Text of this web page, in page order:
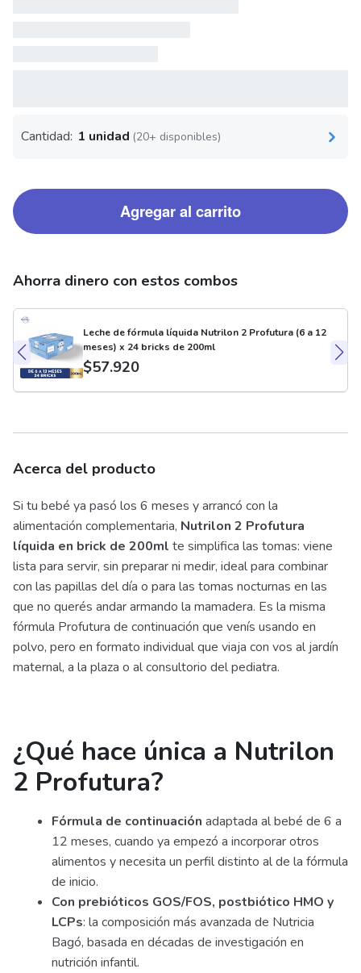
Cantidad: 1 unidad (20+ disponibles)
Agregar al carrito
Ahorra dinero con estos combos
Leche de fórmula líquida Nutrilon 2 Profutura (6 a 12
meses) x 24 bricks de 200ml
$57.920
Acerca del producto
Si tu bebé ya pasó los 6 meses y arrancó con la
alimentación complementaria, Nutrilon 2 Profutura
líquida en brick de 200ml te simplifica las tomas: viene
lista para servir, sin preparar ni medir, ideal para combinar
con las papillas del día o para las tomas nocturnas en las
que no querés andar armando la mamadera. Es la misma
fórmula Profutura de continuación que venís usando en
polvo, pero en formato individual que viaja con vos al jardín
maternal, a la plaza o al consultorio del pediatra.
¿Qué hace única a Nutrilon
2 Profutura?
Fórmula de continuación adaptada al bebé de 6 a
12 meses, cuando ya empezó a incorporar otros
alimentos y necesita un perfil distinto al de la fórmula
de inicio.
Con prebióticos GOS/FOS, postbiótico HMO y
LCPs: la composición más avanzada de Nutricia
Bagó, basada en décadas de investigación en
nutrición infantil.